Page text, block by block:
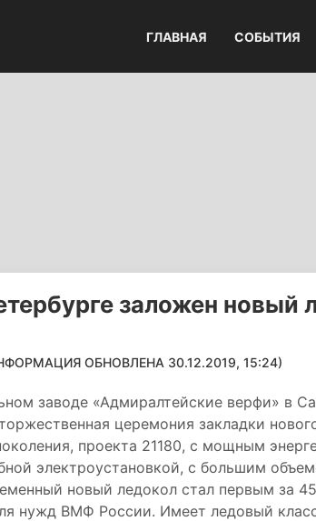
ГЛАВНАЯ СОБЫТИЯ
заложен новый
ОБНОВЛЕНА 30.12.2019, 15:24)
заводе «Адмиралтейские верфи» в
церемония закладки
проекта 21180, с мощным
электроустановкой, с большим
новый ледокол стал первым за
нужд ВМФ России. Имеет ледовый